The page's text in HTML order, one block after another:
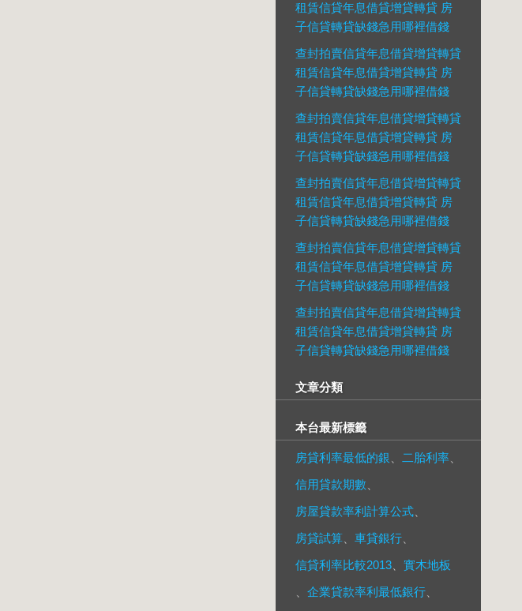
租賃信貸年息借貸增貸轉貸 房
子信貸轉貸缺錢急用哪裡借錢
查封拍賣信貸年息借貸增貸轉貸
租賃信貸年息借貸增貸轉貸 房
子信貸轉貸缺錢急用哪裡借錢
查封拍賣信貸年息借貸增貸轉貸
租賃信貸年息借貸增貸轉貸 房
子信貸轉貸缺錢急用哪裡借錢
查封拍賣信貸年息借貸增貸轉貸
租賃信貸年息借貸增貸轉貸 房
子信貸轉貸缺錢急用哪裡借錢
查封拍賣信貸年息借貸增貸轉貸
租賃信貸年息借貸增貸轉貸 房
子信貸轉貸缺錢急用哪裡借錢
查封拍賣信貸年息借貸增貸轉貸
租賃信貸年息借貸增貸轉貸 房
子信貸轉貸缺錢急用哪裡借錢
文章分類
本台最新標籤
房貸利率最低的銀 二胎利率
信用貸款期數
房屋貸款率利計算公式
房貸試算
車貸銀行
信貸利率比較2013
實木地板
企業貸款率利最低銀行